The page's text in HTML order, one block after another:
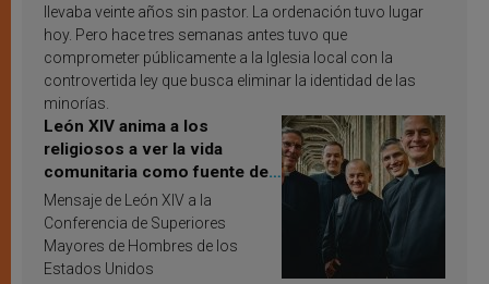
llevaba veinte años sin pastor. La ordenación tuvo lugar
hoy. Pero hace tres semanas antes tuvo que
comprometer públicamente a la Iglesia local con la
controvertida ley que busca eliminar la identidad de las
minorías.
León XIV anima a los
religiosos a ver la vida
comunitaria como fuente de
inspiración y santificación
Mensaje de León XIV a la
Conferencia de Superiores
Mayores de Hombres de los
Estados Unidos